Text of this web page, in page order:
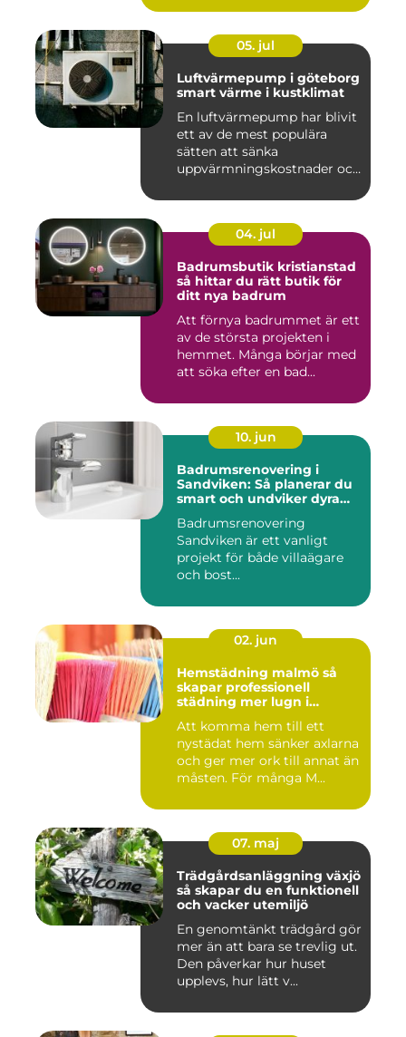
05. jul
Luftvärmepump i göteborg
smart värme i kustklimat
En luftvärmepump har blivit
ett av de mest populära
sätten att sänka
uppvärmningskostnader och
04. jul
Badrumsbutik kristianstad
så hittar du rätt butik för
ditt nya badrum
Att förnya badrummet är ett
av de största projekten i
hemmet. Många börjar med
att söka efter en bad...
10. jun
Badrumsrenovering i
Sandviken: Så planerar du
smart och undviker dyra
Badrumsrenovering
Sandviken är ett vanligt
projekt för både villaägare
och bost...
02. jun
Hemstädning malmö så
skapar professionell
städning mer lugn i
Att komma hem till ett
nystädat hem sänker axlarna
och ger mer ork till annat än
måsten. För många M...
07. maj
Trädgårdsanläggning växjö
så skapar du en funktionell
och vacker utemiljö
En genomtänkt trädgård gör
mer än att bara se trevlig ut.
Den påverkar hur huset
upplevs, hur lätt v...